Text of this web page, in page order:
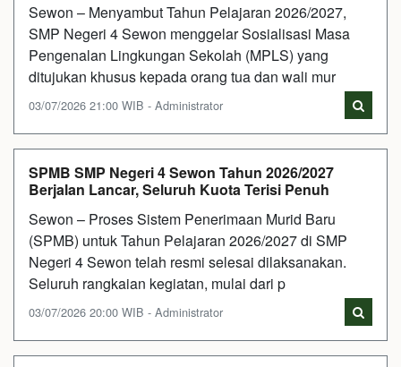
Sewon – Menyambut Tahun Pelajaran 2026/2027,
SMP Negeri 4 Sewon menggelar Sosialisasi Masa
Pengenalan Lingkungan Sekolah (MPLS) yang
ditujukan khusus kepada orang tua dan wali mur
03/07/2026 21:00 WIB - Administrator
SPMB SMP Negeri 4 Sewon Tahun 2026/2027
Berjalan Lancar, Seluruh Kuota Terisi Penuh
Sewon – Proses Sistem Penerimaan Murid Baru
(SPMB) untuk Tahun Pelajaran 2026/2027 di SMP
Negeri 4 Sewon telah resmi selesai dilaksanakan.
Seluruh rangkaian kegiatan, mulai dari p
03/07/2026 20:00 WIB - Administrator